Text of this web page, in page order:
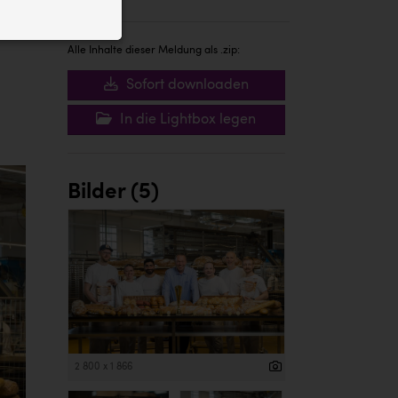
Alle Inhalte dieser Meldung als .zip:
Sofort downloaden
In die Lightbox legen
Bilder (5)
2 800 x 1 866
Website